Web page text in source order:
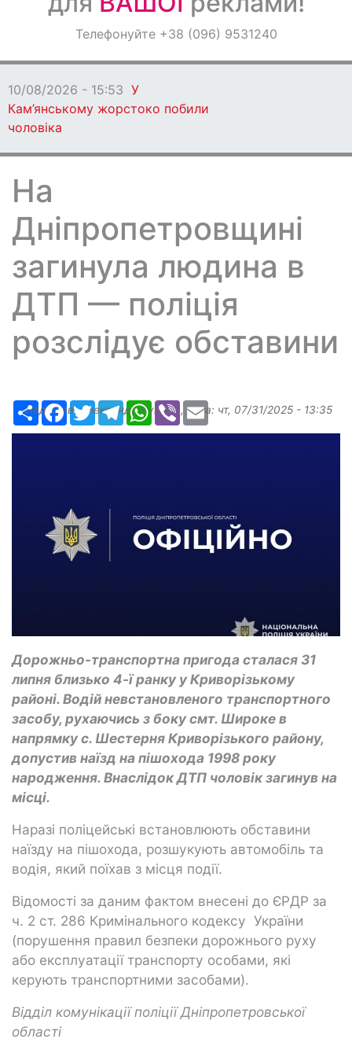
ОголошенняТелефонуйте +38 (096) 9531240
10/08/2026 - 15:53 У
Кам’янському жорстоко побили
чоловіка
На
Дніпропетровщині
загинула людина в
ДТП — поліція
розслідує обставини
РесурсFacebook
TwitterTelegramWhatsApp
ViberEmail
Надіслав:Александр Бугаев , дата: чт, 07/31/2025 - 13:35
Дорожньо-транспортна пригода сталася 31
липня близько 4-ї ранку у Криворізькому
районі. Водій невстановленого транспортного
засобу, рухаючись з боку смт. Широке в
напрямку с. Шестерня Криворізького району,
допустив наїзд на пішохода 1998 року
народження. Внаслідок ДТП чоловік загинув на
місці.
Наразі поліцейські встановлюють обставини
наїзду на пішохода, розшукують автомобіль та
водія, який поїхав з місця події.
Відомості за даним фактом внесені до ЄРДР за
ч. 2 ст. 286 Кримінального кодексу України
(порушення правил безпеки дорожнього руху
або експлуатації транспорту особами, які
керують транспортними засобами).
Відділ комунікації поліції Дніпропетровської
області